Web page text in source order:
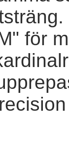
för